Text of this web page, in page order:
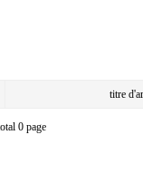
titre
0 page